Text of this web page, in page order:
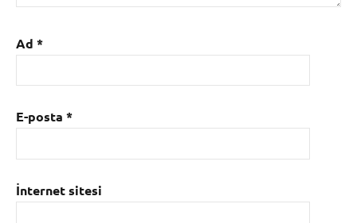
Ad *
E-posta *
İnternet sitesi